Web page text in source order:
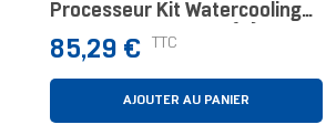
Processeur Kit Watercooling
12 Cm Blanc 1 Pièce(s)
Prix
85,29 € TTC
AJOUTER AU PANIER